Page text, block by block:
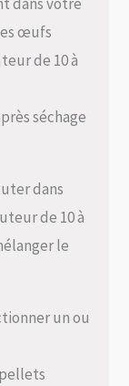
œufs
de 10 à
séchage
dans
de 10 à
le
un ou